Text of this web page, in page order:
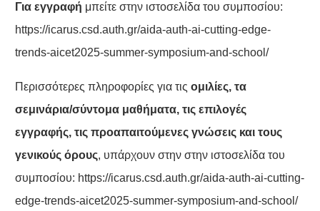
Για εγγραφή μπείτε στην ιστοσελίδα του συμποσίου:
https://icarus.csd.auth.gr/aida-auth-ai-cutting-edge-
trends-aicet2025-summer-symposium-and-school/
Περισσότερες πληροφορίες για τις ομιλίες, τα
σεμινάρια/σύντομα μαθήματα, τις επιλογές
εγγραφής, τις προαπαιτούμενες γνώσεις και τους
γενικούς όρους, υπάρχουν στην στην ιστοσελίδα του
συμποσίου: https://icarus.csd.auth.gr/aida-auth-ai-cutting-
edge-trends-aicet2025-summer-symposium-and-school/